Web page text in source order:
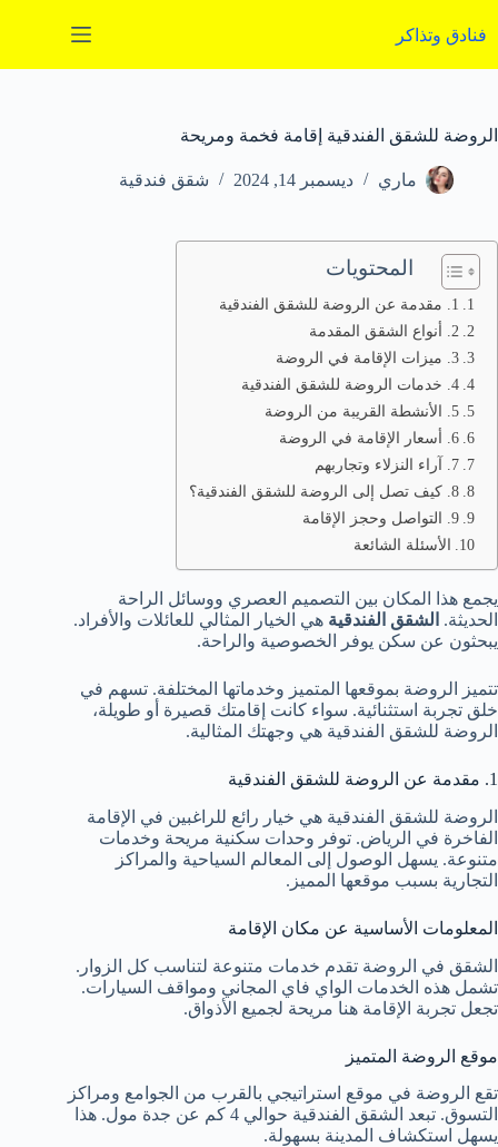
إلى
المحتوى
فنادق وتذاكر
الروضة للشقق الفندقية إقامة فخمة ومريحة
ماري ديسمبر 14, 2024 شقق فندقية
المحتويات
1. مقدمة عن الروضة للشقق الفندقية
2. أنواع الشقق المقدمة
3. ميزات الإقامة في الروضة
4. خدمات الروضة للشقق الفندقية
5. الأنشطة القريبة من الروضة
6. أسعار الإقامة في الروضة
7. آراء النزلاء وتجاربهم
8. كيف تصل إلى الروضة للشقق الفندقية؟
9. التواصل وحجز الإقامة
الأسئلة الشائعة
يجمع هذا المكان بين التصميم العصري ووسائل الراحة
الحديثة. الشقق الفندقية هي الخيار المثالي للعائلات والأفراد.
يبحثون عن سكن يوفر الخصوصية والراحة.
تتميز الروضة بموقعها المتميز وخدماتها المختلفة. تسهم في
خلق تجربة استثنائية. سواء كانت إقامتك قصيرة أو طويلة،
الروضة للشقق الفندقية هي وجهتك المثالية.
1. مقدمة عن الروضة للشقق الفندقية
الروضة للشقق الفندقية هي خيار رائع للراغبين في الإقامة
الفاخرة في الرياض. توفر وحدات سكنية مريحة وخدمات
متنوعة. يسهل الوصول إلى المعالم السياحية والمراكز
التجارية بسبب موقعها المميز.
المعلومات الأساسية عن مكان الإقامة
الشقق في الروضة تقدم خدمات متنوعة لتناسب كل الزوار.
تشمل هذه الخدمات الواي فاي المجاني ومواقف السيارات.
تجعل تجربة الإقامة هنا مريحة لجميع الأذواق.
موقع الروضة المتميز
تقع الروضة في موقع استراتيجي بالقرب من الجوامع ومراكز
التسوق. تبعد الشقق الفندقية حوالي 4 كم عن جدة مول. هذا
يسهل استكشاف المدينة بسهولة.